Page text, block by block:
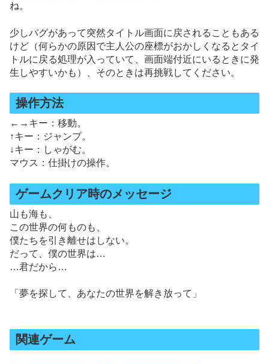
ね。
少しバグがあって突然タイトル画面に戻されることもある
けど（何らかの原因で主人公の座標がおかしくなるとタイ
トルに戻る処理が入っていて、画面端付近にいるときに発
生しやすいかも）、そのときは再挑戦してください。
操作方法
←→キー：移動。
↑キー：ジャンプ。
↓キー：しゃがむ。
マウス：仕掛けの操作。
ゲームクリア時のメッセージ
山も海も、
この世界の何ものも、
僕たちを引き離せはしない。
だって、僕の世界は…
…君だから…
「夢を探して、あなたの世界を解き放って」
関連ゲーム